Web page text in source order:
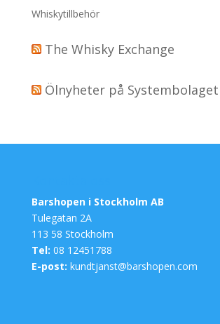
Whiskytillbehör
The Whisky Exchange
Ölnyheter på Systembolaget
Barshopen i Stockholm AB
Tulegatan 2A
113 58 Stockholm
Tel: 08 12451788
E-post: kundtjanst@barshopen.com